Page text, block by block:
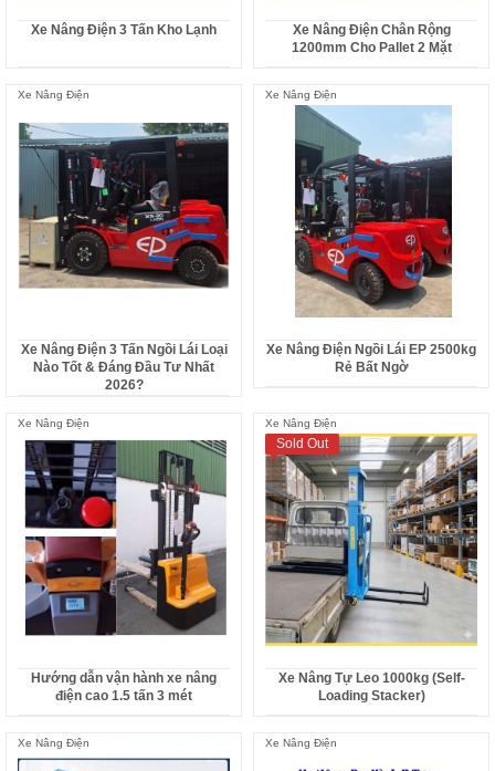
Xe Nâng Điện 3 Tấn Kho Lạnh
Xe Nâng Điện Chân Rộng
1200mm Cho Pallet 2 Mặt
Xe Nâng Điện
Xe Nâng Điện 3 Tấn Ngồi Lái Loại
Nào Tốt & Đáng Đầu Tư Nhất
2026?
Xe Nâng Điện
Xe Nâng Điện Ngồi Lái EP 2500kg
Rẻ Bất Ngờ
Xe Nâng Điện
Hướng dẫn vận hành xe nâng
điện cao 1.5 tấn 3 mét
Xe Nâng Điện
Sold Out
Xe Nâng Tự Leo 1000kg (Self-
Loading Stacker)
Xe Nâng Điện Xe Nâng Điện